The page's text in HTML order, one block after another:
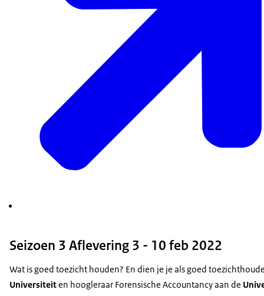
Seizoen 3 Aflevering 3 - 10 feb 2022
Wat is goed toezicht houden? En dien je je als goed
Universiteiten hoogleraar Forensische Accountancy aan de